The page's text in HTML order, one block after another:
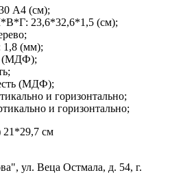
А4 (см);
23,6*32,6*1,5 (см);
1,8 (мм);
(МДФ);
(МДФ);
и горизонтально;
и горизонтально;
см
ул. Веца Остмала, д. 54, г.